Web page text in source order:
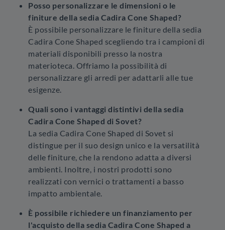
Posso personalizzare le dimensioni o le
finiture della sedia Cadira Cone Shaped?
È possibile personalizzare le finiture della sedia
Cadira Cone Shaped scegliendo tra i campioni di
materiali disponibili presso la nostra
materioteca. Offriamo la possibilità di
personalizzare gli arredi per adattarli alle tue
esigenze.
Quali sono i vantaggi distintivi della sedia
Cadira Cone Shaped di Sovet?
La sedia Cadira Cone Shaped di Sovet si
distingue per il suo design unico e la versatilità
delle finiture, che la rendono adatta a diversi
ambienti. Inoltre, i nostri prodotti sono
realizzati con vernici o trattamenti a basso
impatto ambientale.
È possibile richiedere un finanziamento per
l'acquisto della sedia Cadira Cone Shaped a